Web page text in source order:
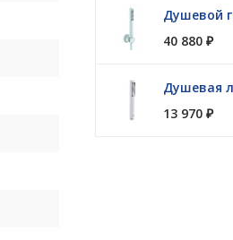
40 880 ₽
13 970 ₽